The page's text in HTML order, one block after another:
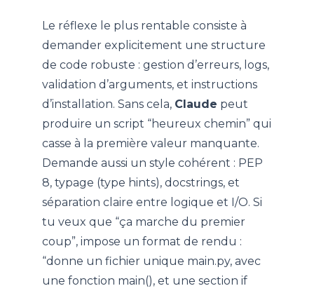
Le réflexe le plus rentable consiste à
demander explicitement une structure
de code robuste : gestion d’erreurs, logs,
validation d’arguments, et instructions
d’installation. Sans cela, Claude peut
produire un script “heureux chemin” qui
casse à la première valeur manquante.
Demande aussi un style cohérent : PEP
8, typage (type hints), docstrings, et
séparation claire entre logique et I/O. Si
tu veux que “ça marche du premier
coup”, impose un format de rendu :
“donne un fichier unique main.py, avec
une fonction main(), et une section if